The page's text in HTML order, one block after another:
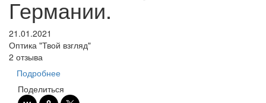
Германии.
21.01.2021
Оптика "Твой взгляд"
2 отзыва
Подробнее
Поделиться